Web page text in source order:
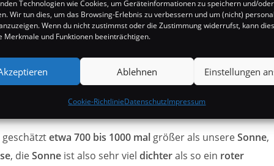
Technologien wie Cookies, um Geräteinformationen zu speichern und/
Wir tun dies, um das Browsing-Erlebnis zu verbessern und um (nicht)
Wenn du nicht zustimmst oder die Zustimmung widerrufst, kann
Merkmale und Funktionen beeinträchtigen.
Ablehnen Einstellungen
Cookie-RichtlinieDatenschutzImpressum
so genau, vor 100-200 Jahren (was im Leben eines
Millionen Jahrennicht annähernd so alt werden wie
gar nicht die Mittel um die
Abgesehen davon wissen wir auch noch nicht genug
sagen könnten, dass diese vorangehende Steigerung
einfach damit.
etwa 700 bis 1000 mal größer als unsereSonne,
, dieSonne ist also sehr viel dichterals so ein roter